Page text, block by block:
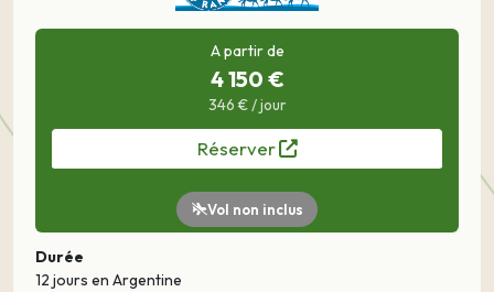
A partir de
4 150 €
346 € / jour
Réserver
Vol non inclus
Durée
12 jours en Argentine